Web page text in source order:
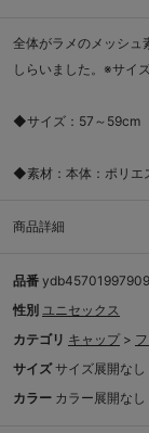
全体がラメのメッシュ
しらいました。※サイ
◆サイズ：57～59cm
◆素材：本体：ポリエ
商品詳細
品番
性別 ユニセックス
カテゴリ キャップ >
サイズ サイズ展開なし
カラー カラー展開なし